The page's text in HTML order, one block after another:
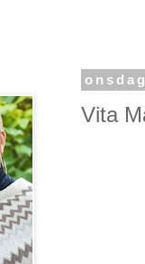
Vita